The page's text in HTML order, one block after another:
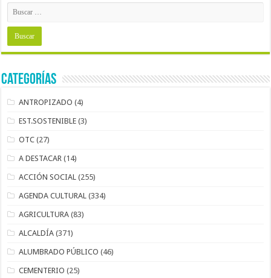
Categorías
ANTROPIZADO (4)
EST.SOSTENIBLE (3)
OTC (27)
A DESTACAR (14)
ACCIÓN SOCIAL (255)
AGENDA CULTURAL (334)
AGRICULTURA (83)
ALCALDÍA (371)
ALUMBRADO PÚBLICO (46)
CEMENTERIO (25)